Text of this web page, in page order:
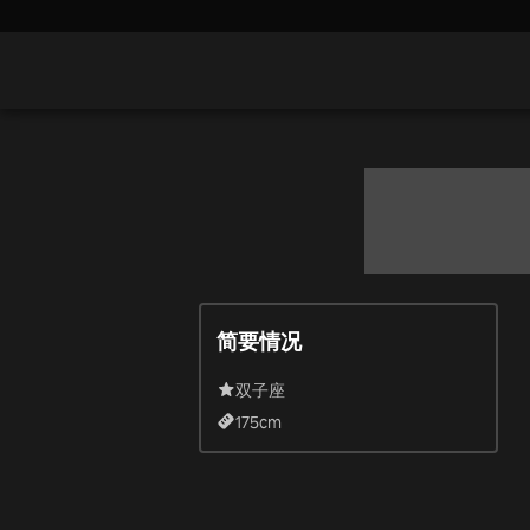
简要情况
双子座
175cm